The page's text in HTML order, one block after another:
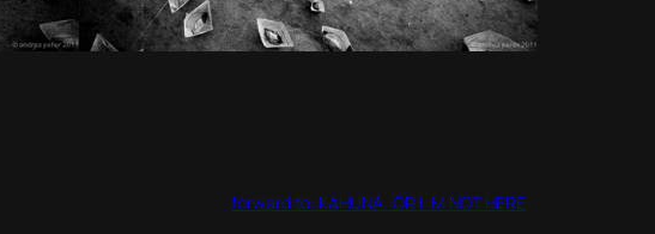
forward to: KAHUNA…OR I´M NOT HERE